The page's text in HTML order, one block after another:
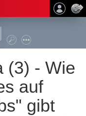
(3) - Wie
auf
gibt